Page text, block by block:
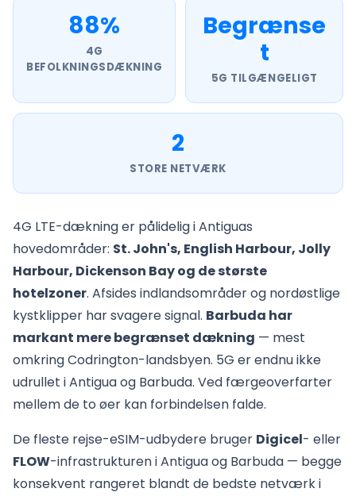
88%
4G
BEFOLKNINGSDÆKNING
Begrænse
t
5G TILGÆNGELIGT
2
STORE NETVÆRK
4G LTE-dækning er pålidelig i Antiguas
hovedområder: St. John's, English Harbour, Jolly
Harbour, Dickenson Bay og de største
hotelzoner. Afsides indlandsområder og nordøstlige
kystklipper har svagere signal. Barbuda har
markant mere begrænset dækning — mest
omkring Codrington-landsbyen. 5G er endnu ikke
udrullet i Antigua og Barbuda. Ved færgeoverfarter
mellem de to øer kan forbindelsen falde.
De fleste rejse-eSIM-udbydere bruger Digicel- eller
FLOW-infrastrukturen i Antigua og Barbuda — begge
konsekvent rangeret blandt de bedste netværk i